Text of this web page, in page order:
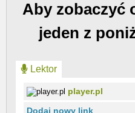
Aby zobaczyć
jeden z
Lektor
player.pl
Dodaj nowy link